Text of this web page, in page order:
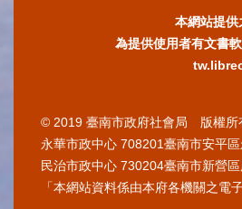
本網站提
為提供使用者有文書
© 2019 臺南市政府社會局 版權所
永華市政中心 708201臺南市安平
民治市政中心 730204臺南市新營
「本網站資料係由本府各機關之電